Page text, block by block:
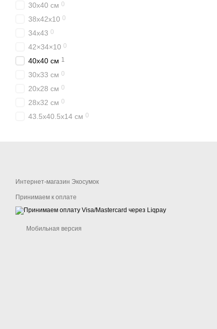
30х40 см 0
38х42х10 0
34х43 0
42×34×10 0
40х40 см 1
30х33 см 0
20х28 см 0
28х32 см 0
43.5х40.5х14 см 0
Интернет-магазин Экосумок
Принимаем к оплате
Мобильная версия